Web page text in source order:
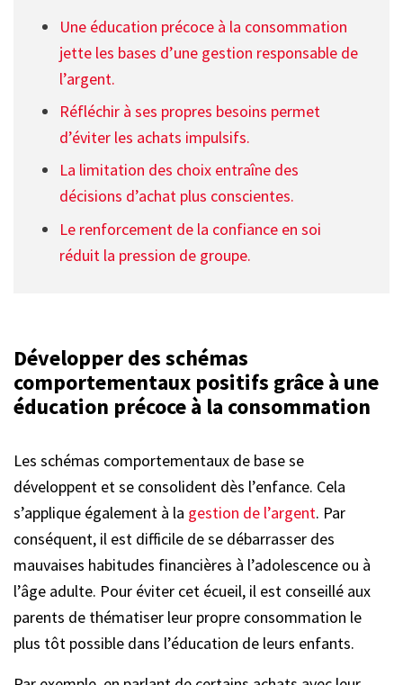
Une éducation précoce à la consommation
jette les bases d’une gestion responsable de
l’argent.
Réfléchir à ses propres besoins permet
d’éviter les achats impulsifs.
La limitation des choix entraîne des
décisions d’achat plus conscientes.
Le renforcement de la confiance en soi
réduit la pression de groupe.
Développer des schémas
comportementaux positifs grâce à une
éducation précoce à la consommation
Les schémas comportementaux de base se
développent et se consolident dès l’enfance. Cela
s’applique également à la gestion de l’argent. Par
conséquent, il est difficile de se débarrasser des
mauvaises habitudes financières à l’adolescence ou à
l’âge adulte. Pour éviter cet écueil, il est conseillé aux
parents de thématiser leur propre consommation le
plus tôt possible dans l’éducation de leurs enfants.